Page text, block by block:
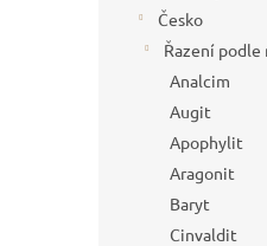
Česko
Řazení podle
Analcim
Augit
Apophylit
Aragonit
Baryt
Cinvaldit